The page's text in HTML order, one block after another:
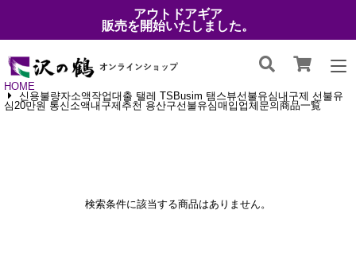
アウトドアギア
販売を開始いたしました。
HOME
신용불량자소액작업대출 탤레 TSBusim 탬스뷰선불유심내구제 선불유
심20만원 통신소액내구제추천 용산구선불유심매입업체문의商品一覧
検索条件に該当する商品はありません。